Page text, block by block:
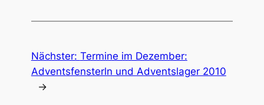
Nächster: Termine im Dezember:
Adventsfensterln und Adventslager 2010
→